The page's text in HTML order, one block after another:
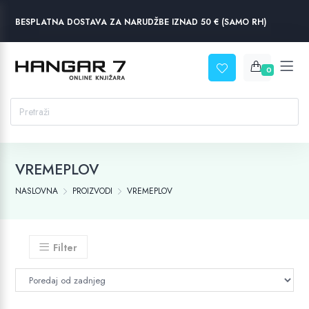
BESPLATNA DOSTAVA ZA NARUDŽBE IZNAD 50 € (SAMO RH)
0
VREMEPLOV
NASLOVNA PROIZVODI VREMEPLOV
Filter